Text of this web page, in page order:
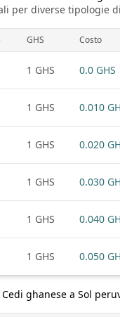
per diverse tipologie
GHS Costo
1 GHS 0.0 GHS
1 GHS 0.010
1 GHS 0.020
1 GHS 0.030
1 GHS 0.040
1 GHS 0.050
ghanese a Sol